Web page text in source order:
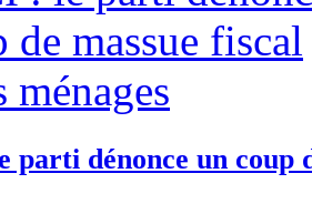
parti dénonce un coup